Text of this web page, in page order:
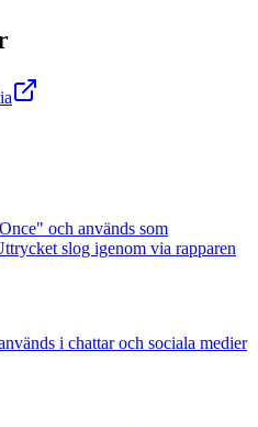
och används som
slog igenom via rapparen
i chattar och sociala medier